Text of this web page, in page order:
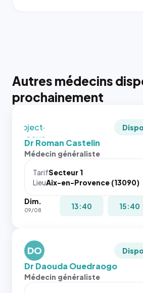
Autres médecins
prochainement
puisque la
photo est
recadrée
`object-
fit: cover`.
Sans ces
navigateur
pas la
place, et
les trois
dernières
images de
l'annuaire
dans ce
Dr Roman Castelin
Médecin généraliste
TarifSecteur 1
LieuAix-en-Provence (13090)
Dim.
09/08 13:40 15:40
DO
Dr Daouda Ouedraogo
Médecin généraliste
{# 40×40
`.profile-
picture`,
et un
rapport 1:1